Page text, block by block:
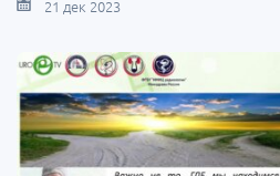
21 дек 2023